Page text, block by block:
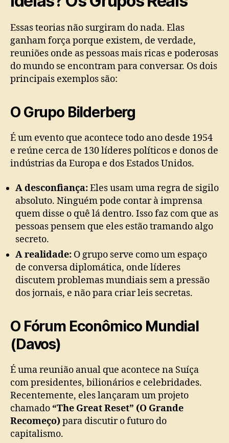
Essas teorias não surgiram do nada. Elas
ganham força porque existem, de verdade,
reuniões onde as pessoas mais ricas e poderosas
do mundo se encontram para conversar. Os dois
principais exemplos são:
O Grupo Bilderberg
É um evento que acontece todo ano desde 1954
e reúne cerca de 130 líderes políticos e donos de
indústrias da Europa e dos Estados Unidos.
A desconfiança:Eles usam uma regra de sigilo
absoluto. Ninguém pode contar à imprensa
quem disse o quê lá dentro. Isso faz com que as
pessoas pensem que eles estão tramando algo
secreto.
A realidade: O grupo serve como um espaço
de conversa diplomática, onde líderes
discutem problemas mundiais sem a pressão
dos jornais, e não para criar leis secretas.
O Fórum Econômico Mundial
(Davos)
É uma reunião anual que acontece na Suíça
com presidentes, bilionários e celebridades.
Recentemente, eles lançaram um projeto
chamado “The Great Reset” (O Grande
Recomeço)para discutir o futuro do
capitalismo.